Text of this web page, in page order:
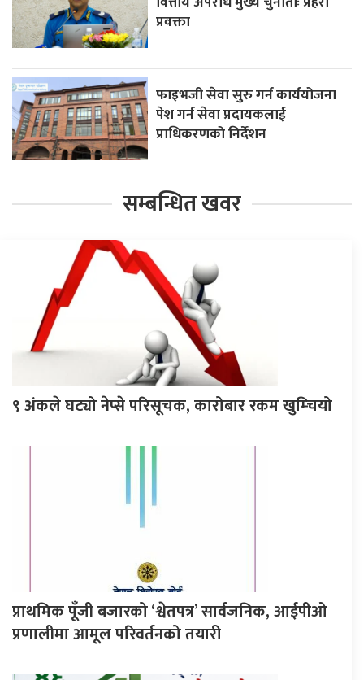
प्रवक्ता
फाइभजी सेवा सुरु गर्न कार्ययोजना
पेश गर्न सेवा प्रदायकलाई
प्राधिकरणको निर्देशन
सम्बन्धित खवर
९ अंकले घट्यो नेप्से परिसूचक, कारोबार रकम खुम्चियो
प्राथमिक पूँजी बजारको ‘श्वेतपत्र’ सार्वजनिक, आईपीओ
प्रणालीमा आमूल परिवर्तनको तयारी